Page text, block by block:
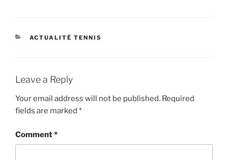
CATEGORIES
ACTUALITÉ TENNIS
Leave a Reply
Your email address will not be published. Required
fields are marked *
Comment*